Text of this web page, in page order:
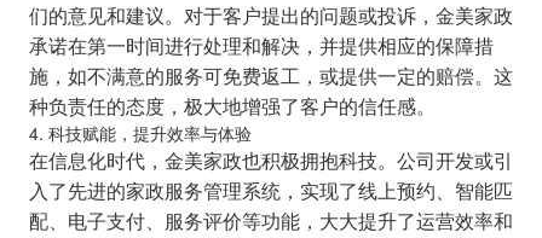
们的意见和建议。对于客户提出的问题或投诉，金美家政
承诺在第一时间进行处理和解决，并提供相应的保障措
施，如不满意的服务可免费返工，或提供一定的赔偿。这
种负责任的态度，极大地增强了客户的信任感。
4. 科技赋能，提升效率与体验
在信息化时代，金美家政也积极拥抱科技。公司开发或引
入了先进的家政服务管理系统，实现了线上预约、智能匹
配、电子支付、服务评价等功能，大大提升了运营效率和